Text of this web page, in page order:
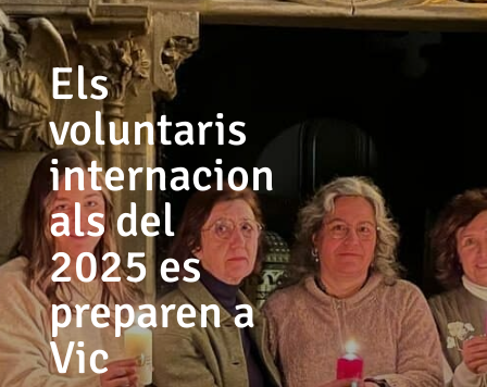
Els
voluntaris
internacion
als del
2025 es
preparen a
Vic